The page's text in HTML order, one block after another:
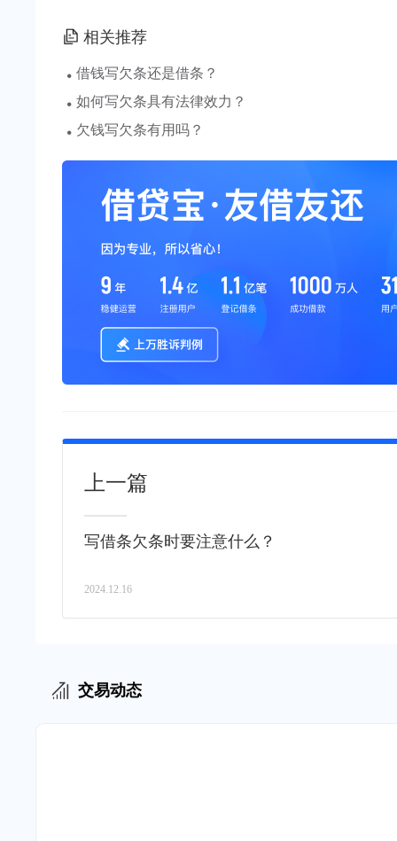
相关推荐
· 借钱写欠条还是借条？
· 如何写欠条具有法律效力？
· 欠钱写欠条有用吗？
上一篇
写借条欠条时要注意什么？
2024.12.16
交易动态